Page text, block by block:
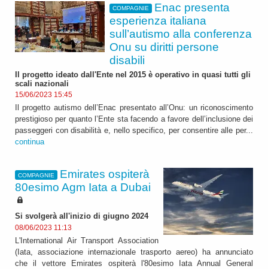
COMPAGNIE
Enac presenta
esperienza italiana
sull’autismo alla conferenza
Onu su diritti persone
disabili
Il progetto ideato dall'Ente nel 2015 è operativo in quasi tutti gli
scali nazionali
15/06/2023 15:45
Il progetto autismo dell’Enac presentato all’Onu: un riconoscimento
prestigioso per quanto l’Ente sta facendo a favore dell’inclusione dei
passeggeri con disabilità e, nello specifico, per consentire alle per...
continua
COMPAGNIE
Emirates ospiterà
80esimo Agm Iata a Dubai
Si svolgerà all'inizio di giugno 2024
08/06/2023 11:13
L'International Air Transport Association
(Iata, associazione internazionale trasporto aereo) ha annunciato
che il vettore Emirates ospiterà l'80esimo Iata Annual General